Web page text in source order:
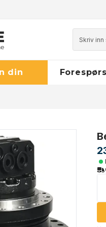
- klikk her for å lese mer
din